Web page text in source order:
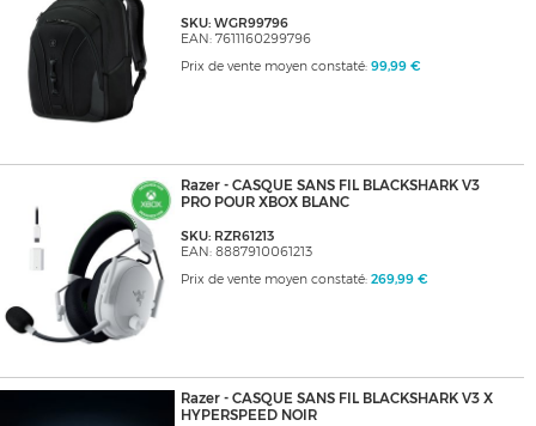
SKU: WGR99796
EAN: 7611160299796
Prix de vente moyen constaté: 99,99 €
Razer - CASQUE SANS FIL BLACKSHARK V3
PRO POUR XBOX BLANC
SKU: RZR61213
EAN: 8887910061213
Prix de vente moyen constaté: 269,99 €
Razer - CASQUE SANS FIL BLACKSHARK V3 X
HYPERSPEED NOIR